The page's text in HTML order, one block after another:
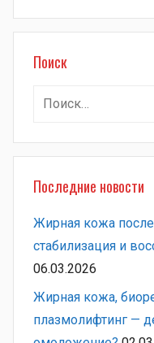
Поиск
Найти:
Последние новости
Жирная кожа после
стабилизация и
06.03.2026
Жирная кожа,
плазмолифтинг —